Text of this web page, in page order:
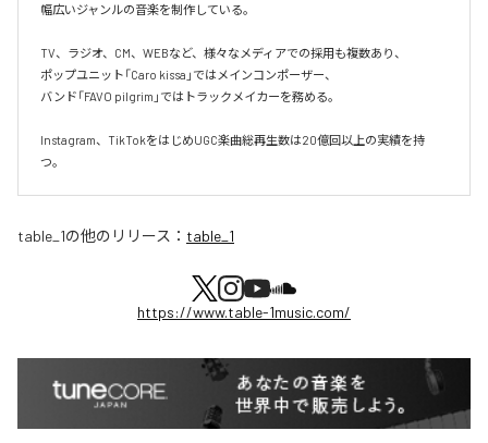
幅広いジャンルの音楽を制作している。
TV、ラジオ、CM、WEBなど、様々なメディアでの採用も複数あり、
ポップユニット「Caro kissa」ではメインコンポーザー、
バンド「FAVO pilgrim」ではトラックメイカーを務める。
Instagram、TikTokをはじめUGC楽曲総再生数は20億回以上の実績を持
つ。
table_1の他のリリース： table_1
https://www.table-1music.com/